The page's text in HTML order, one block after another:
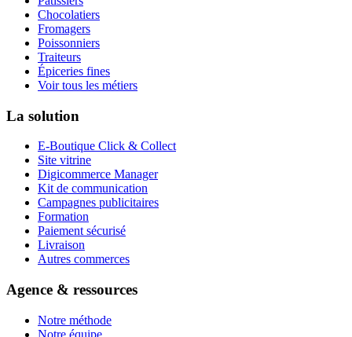
Chocolatiers
Fromagers
Poissonniers
Traiteurs
Épiceries fines
Voir tous les métiers
La solution
E-Boutique Click & Collect
Site vitrine
Digicommerce Manager
Kit de communication
Campagnes publicitaires
Formation
Paiement sécurisé
Livraison
Autres commerces
Agence & ressources
Notre méthode
Notre équipe